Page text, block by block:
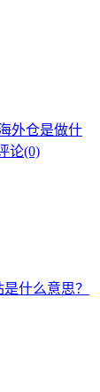
外仓是做什
论(0)
什么意思？